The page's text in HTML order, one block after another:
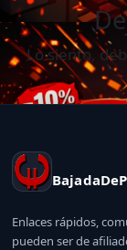
Lo siento,
Enlaces rápidos,
pueden ser de